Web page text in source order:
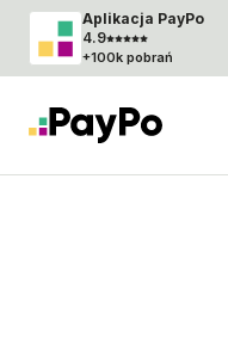
Aplikacja PayPo
4.9
+100k pobrań